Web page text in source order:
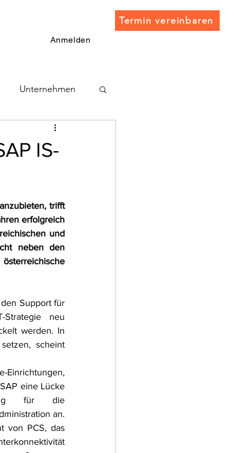
Termin vereinbaren
Anmelden
Unternehmen
IS-
trifft
erfolgreich
und
neben den
Support für
neu
werden. In
scheint
Einrichtungen,
eine Lücke
für die
an.
von PCS, das